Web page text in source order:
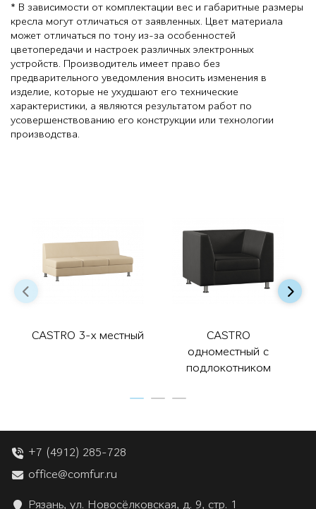
* В зависимости от комплектации вес и габаритные размеры
кресла могут отличаться от заявленных. Цвет материала
может отличаться по тону из-за особенностей
цветопередачи и настроек различных электронных
устройств. Производитель имеет право без
предварительного уведомления вносить изменения в
изделие, которые не ухудшают его технические
характеристики, а являются результатом работ по
усовершенствованию его конструкции или технологии
производства.
CASTRO 3-х местный
CASTRO
одноместный с
подлокотником
+7 (4912) 285-728
office@comfur.ru
Рязань, ул. Новосёлковская, д. 9, стр. 1